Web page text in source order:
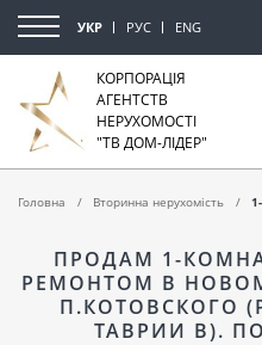
УКР РУС ENG
КОРПОРАЦІЯ
АГЕНТСТВ
НЕРУХОМОСТІ
"ТВ ДОМ-ЛІДЕР"
Головна Вторинна нерухомість
ПРОДАМ 1-
РЕМОНТОМ В
П.КОТОВСКОГО
ТАВРИИ В).